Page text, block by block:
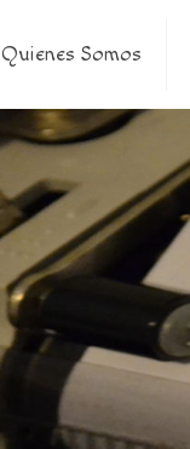
Quienes Somos